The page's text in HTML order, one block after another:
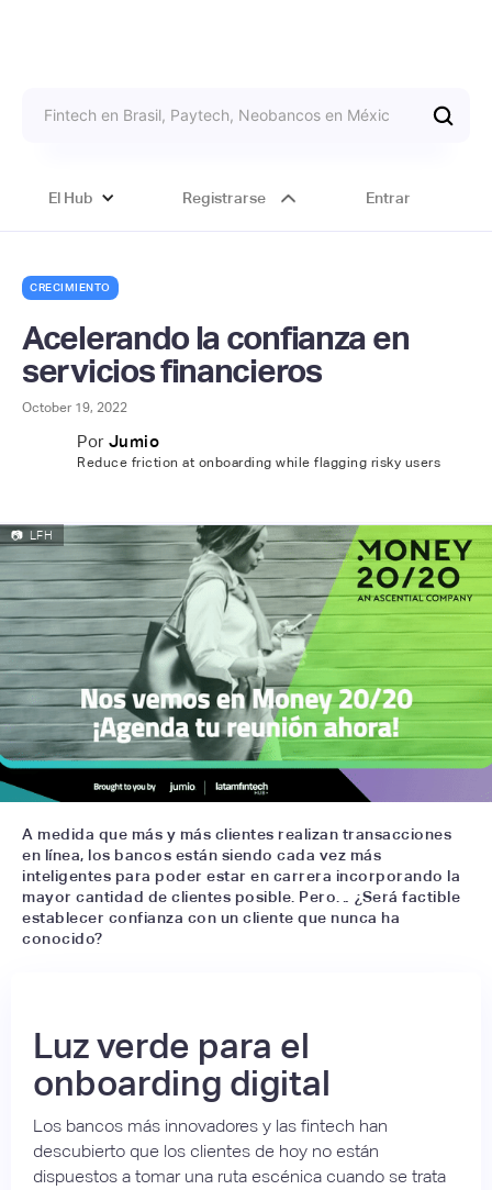
El Hub Registrarse Entrar
CRECIMIENTO
Acelerando la confianza en
servicios financieros
October 19, 2022
Por Jumio
Reduce friction at onboarding while flagging risky users
📷 LFH
A medida que más y más clientes realizan transacciones
en línea, los bancos están siendo cada vez más
inteligentes para poder estar en carrera incorporando la
mayor cantidad de clientes posible. Pero… ¿Será factible
establecer confianza con un cliente que nunca ha
conocido?
Luz verde para el
onboarding digital
Los bancos más innovadores y las fintech han
descubierto que los clientes de hoy no están
dispuestos a tomar una ruta escénica cuando se trata